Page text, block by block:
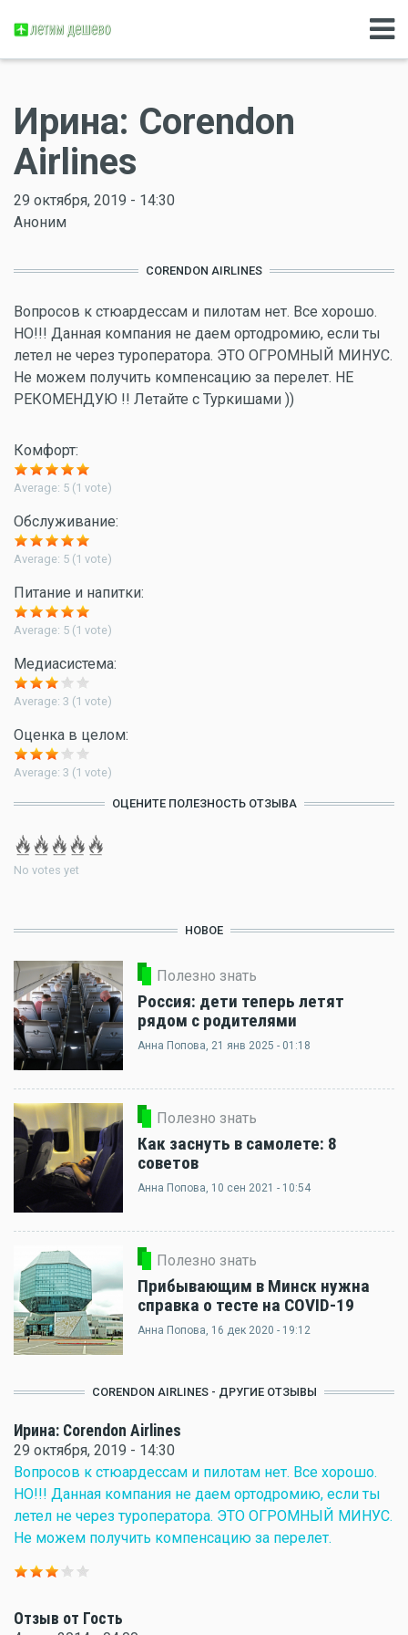
Ирина: Corendon
Airlines
29 октября, 2019 - 14:30
Аноним
CORENDON AIRLINES
Вопросов к стюардессам и пилотам нет. Все хорошо.
НО!!! Данная компания не даем ортодромию, если ты
летел не через туроператора. ЭТО ОГРОМНЫЙ МИНУС.
Не можем получить компенсацию за перелет. НЕ
РЕКОМЕНДУЮ !! Летайте с Туркишами ))
Комфорт:
Average: 5 (1 vote)
Обслуживание:
Average: 5 (1 vote)
Питание и напитки:
Average: 5 (1 vote)
Медиасистема:
Average: 3 (1 vote)
Оценка в целом:
Average: 3 (1 vote)
ОЦЕНИТЕ ПОЛЕЗНОСТЬ ОТЗЫВА
No votes yet
НОВОЕ
Полезно знать
Россия: дети теперь летят
рядом с родителями
Анна Попова, 21 янв 2025 - 01:18
Полезно знать
Как заснуть в самолете: 8
советов
Анна Попова, 10 сен 2021 - 10:54
Полезно знать
Прибывающим в Минск нужна
справка о тесте на COVID-19
Анна Попова, 16 дек 2020 - 19:12
CORENDON AIRLINES - ДРУГИЕ ОТЗЫВЫ
Ирина: Corendon Airlines
29 октября, 2019 - 14:30
Вопросов к стюардессам и пилотам нет. Все хорошо.
НО!!! Данная компания не даем ортодромию, если ты
летел не через туроператора. ЭТО ОГРОМНЫЙ МИНУС.
Не можем получить компенсацию за перелет.
Отзыв от Гость